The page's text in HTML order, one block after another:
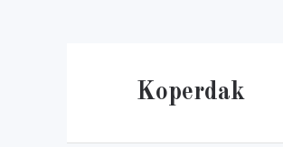
Koperdak